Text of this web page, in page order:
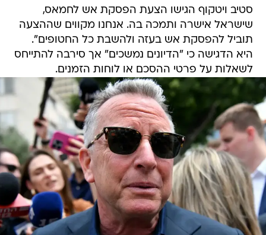
סטיב ויטקוף הגישו הצעת הפסקת אש לחמאס,
שישראל אישרה ותמכה בה. אנחנו מקווים שההצעה
תוביל להפסקת אש בעזה ולהשבת כל החטופים".
היא הדגישה כי "הדיונים נמשכים" אך סירבה להתייחס
לשאלות על פרטי ההסכם או לוחות הזמנים.